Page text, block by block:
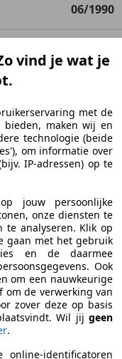
06/1990
80 kW
599 cm³
4
0,17 kg
vind je wat je
met de
maken wij en
technologie (beide
om informatie over
IP-adressen) op te
jouw persoonlijke
onze diensten te
te analyseren. Klik op
gaan met het gebruik
en de daarmee
Ook
om een nauwkeurige
om de verwerking van
zover deze op basis
Wil jij geen
.
online-identificatoren